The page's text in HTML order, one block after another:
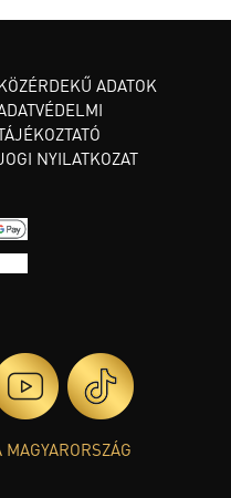
ADATOK
NYILATKOZAT